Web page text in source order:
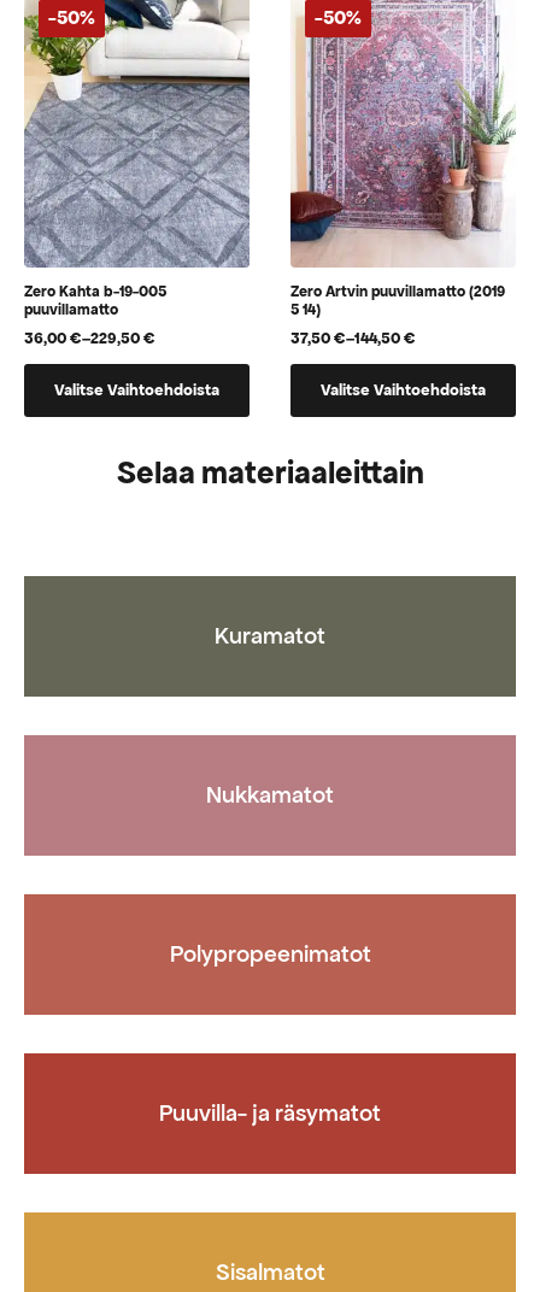
muunnelma.
Voit
tehdä
valinnat
tuotteen
sivulla.
muunnelma.
Voit
tehdä
valinnat
tuotteen
sivulla.
-50%
Zero Kahta b-19-005
puuvillamatto
36,00€–229,50€
Hintaluokka:
36,00 €
Valitse Vaihtoehdoista
tuotteella
muunnelma.
-50%
Zero Artvin puuvillamatto (2019
5 14)
37,50€–144,50€
Hintaluokka:
37,50 €
Valitse Vaihtoehdoista
tuotteella
useampi
muunnelma.
sivulla.
Selaa materiaaleittain
Kuramatot
Nukkamatot
Polypropeenimatot
Puuvilla- ja räsymatot
Sisalmatot